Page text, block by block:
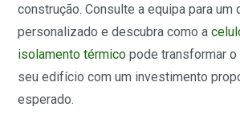
construção. Consulte a equipa para um
personalizado e descubra como a
isolamento térmico pode transformar
seu edifício com um investimento
esperado.